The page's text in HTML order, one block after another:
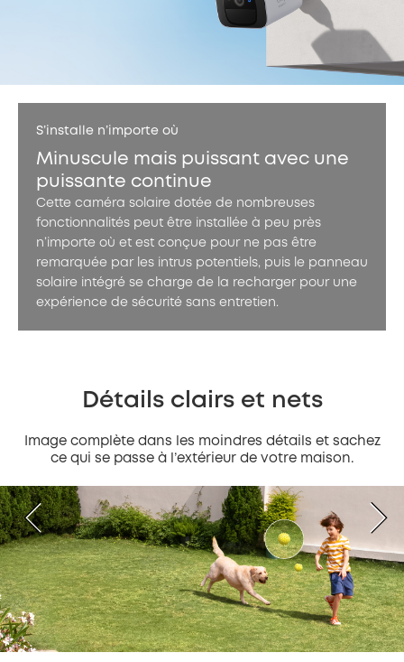
S’installe n’importe où
Minuscule mais puissant avec une
puissante continue
Cette caméra solaire dotée de nombreuses
fonctionnalités peut être installée à peu près
n’importe où et est conçue pour ne pas être
remarquée par les intrus potentiels, puis le panneau
solaire intégré se charge de la recharger pour une
expérience de sécurité sans entretien.
Détails clairs et nets
Image complète dans les moindres détails et sachez
ce qui se passe à l’extérieur de votre maison.